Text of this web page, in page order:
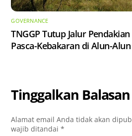
GOVERNANCE
TNGGP Tutup Jalur
Pasca-Kebakaran di Alun-
Tinggalkan Balasan
Alamat email Anda tidak akan
wajib ditandai*